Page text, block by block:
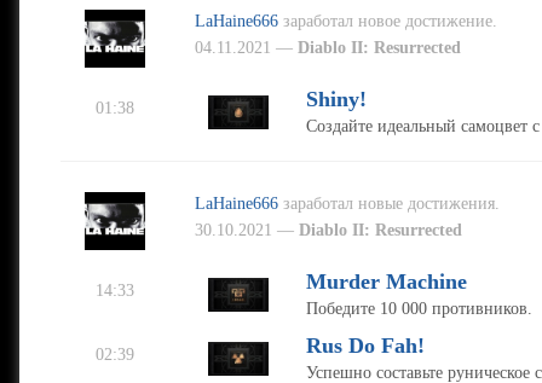
LaHaine666 заработал новое достижение.
04.11.2021 —Diablo II: Resurrected
01:38 Shiny!
Создайте идеальный самоцвет
LaHaine666 заработал новые достижения.
30.10.2021 —Diablo II: Resurrected
14:33 Murder Machine
Победите 10 000 противников.
02:39 Rus Do Fah!
Успешно составьте руническое